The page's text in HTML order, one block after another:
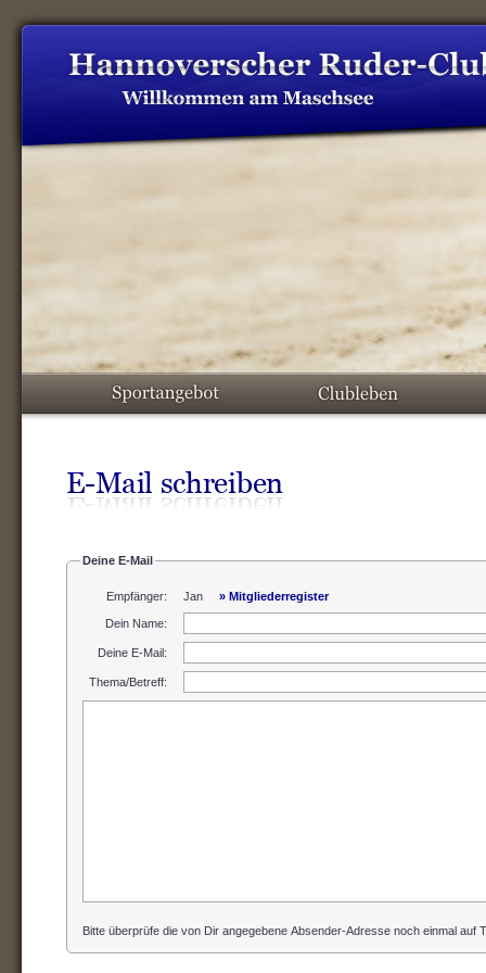
Deine E-Mail
Empfänger: Jan » Mitgliederregister
Dein Name:
Deine E-Mail:
Thema/Betreff:
Bitte überprüfe die von Dir angegebene Absender-Adresse noch einmal auf